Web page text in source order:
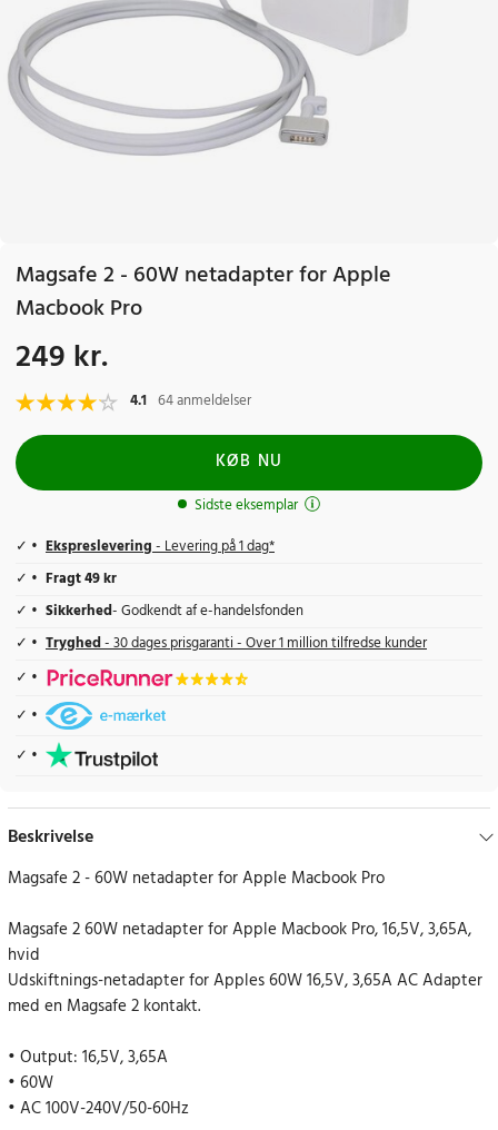
Magsafe 2 - 60W netadapter for Apple
Macbook Pro
Pris:249 kr.
249 kr.
4.1 64 anmeldelser
KØB NU
Sidste eksemplar
Ekspreslevering- Levering på 1 dag*
Fragt 49 kr
Sikkerhed- Godkendt af e-handelsfonden
Tryghed- 30 dages prisgaranti - Over 1 million tilfredse kunder
Beskrivelse
Magsafe 2 - 60W netadapter for Apple Macbook Pro
Magsafe 2 60W netadapter for Apple Macbook Pro, 16,5V, 3,65A,
hvid
Udskiftnings-netadapter for Apples 60W 16,5V, 3,65A AC Adapter
med en Magsafe 2 kontakt.
• Output: 16,5V, 3,65A
• 60W
• AC 100V-240V/50-60Hz